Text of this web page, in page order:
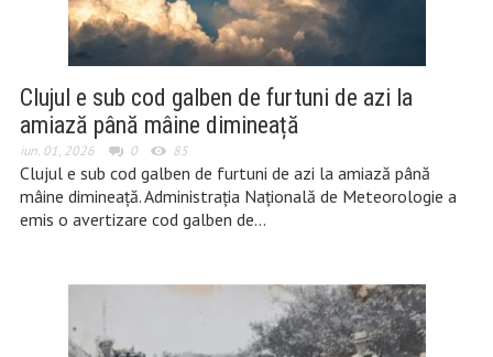
Clujul e sub cod galben de furtuni de azi la
amiază până mâine dimineață
iun. 01, 2026 0 85
Clujul e sub cod galben de furtuni de azi la amiază până
mâine dimineață. Administrația Națională de Meteorologie a
emis o avertizare cod galben de…